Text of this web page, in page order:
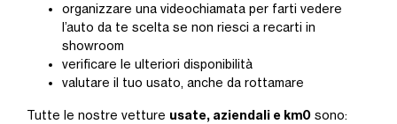
organizzare una videochiamata per farti vedere
l’auto da te scelta se non riesci a recarti in
showroom
verificare le ulteriori disponibilità
valutare il tuo usato, anche da rottamare
Tutte le nostre vetture usate, aziendali e km0 sono: